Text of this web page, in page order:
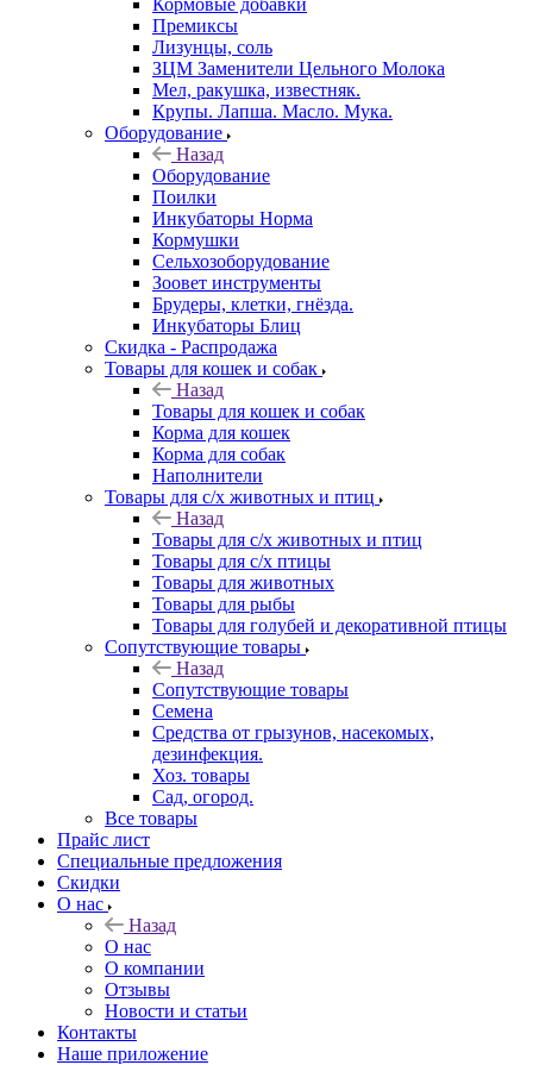
Кормовые добавки
Премиксы
Лизунцы, соль
ЗЦМ Заменители Цельного Молока
Мел, ракушка, известняк.
Крупы. Лапша. Масло. Мука.
Оборудование
Назад
Оборудование
Поилки
Инкубаторы Норма
Кормушки
Сельхозоборудование
Зоовет инструменты
Брудеры, клетки, гнёзда.
Инкубаторы Блиц
Скидка - Распродажа
Товары для кошек и собак
Назад
Товары для кошек и собак
Корма для кошек
Корма для собак
Наполнители
Товары для с/х животных и птиц
Назад
Товары для с/х животных и птиц
Товары для с/х птицы
Товары для животных
Товары для рыбы
Товары для голубей и декоративной птицы
Сопутствующие товары
Назад
Сопутствующие товары
Семена
Средства от грызунов, насекомых,
дезинфекция.
Хоз. товары
Сад, огород.
Все товары
Прайс лист
Специальные предложения
Скидки
О нас
Назад
О нас
О компании
Отзывы
Новости и статьи
Контакты
Наше приложение